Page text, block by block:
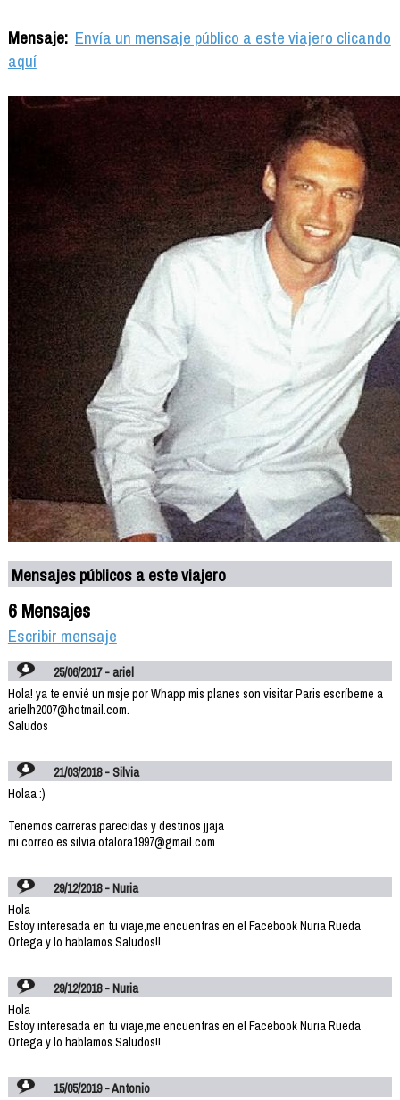
Mensaje: Envía un mensaje público a este viajero clicando
aquí
Mensajes públicos a este viajero
6 Mensajes
Escribir mensaje
25/06/2017 - ariel
Hola! ya te envié un msje por Whapp mis planes son visitar Paris escríbeme a
arielh2007@hotmail.com.
Saludos
21/03/2018 - Silvia
Holaa :)
Tenemos carreras parecidas y destinos jjaja
mi correo es silvia.otalora1997@gmail.com
29/12/2018 - Nuria
Hola
Estoy interesada en tu viaje,me encuentras en el Facebook Nuria Rueda
Ortega y lo hablamos.Saludos!!
29/12/2018 - Nuria
Hola
Estoy interesada en tu viaje,me encuentras en el Facebook Nuria Rueda
Ortega y lo hablamos.Saludos!!
15/05/2019 - Antonio